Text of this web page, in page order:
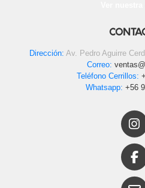
Dirección: Av. Pedro Aguirre
Correo:
Teléfono Cerrillos:
Whatsapp: +56